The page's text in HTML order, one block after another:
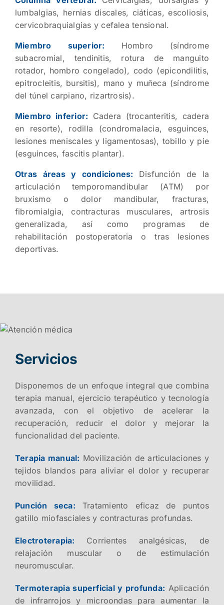
lumbalgias, hernias discales, ciáticas, escoliosis,
cervicobraquialgias y cefalea tensional.
Miembro superior: Hombro (síndrome
subacromial, tendinitis, rotura de manguito
rotador, hombro congelado), codo (epicondilitis,
epitrocleitis, bursitis), mano y muñeca (síndrome
del túnel carpiano, rizartrosis).
Miembro inferior: Cadera (trocanteritis, cadera
en resorte), rodilla (condromalacia, esguinces,
lesiones meniscales y ligamentosas), tobillo y pie
(esguinces, fascitis plantar).
Otras áreas y condiciones: Disfunción de la
articulación temporomandibular (ATM) por
bruxismo o dolor mandibular, fracturas,
fibromialgia, contracturas musculares, artrosis
generalizada, así como programas de
rehabilitación postoperatoria o tras lesiones
deportivas.
Servicios
Disponemos de un enfoque integral que combina
terapia manual, ejercicio terapéutico y tecnología
avanzada, con el objetivo de acelerar la
recuperación, reducir el dolor y mejorar la
funcionalidad del paciente.
Terapia manual: Movilización de articulaciones y
tejidos blandos para aliviar el dolor y recuperar
movilidad.
Punción seca: Tratamiento eficaz de puntos
gatillo miofasciales y contracturas profundas.
Electroterapia: Corrientes analgésicas, de
relajación muscular o de estimulación
neuromuscular.
Termoterapia superficial y profunda: Aplicación
de infrarrojos y microondas para aumentar la